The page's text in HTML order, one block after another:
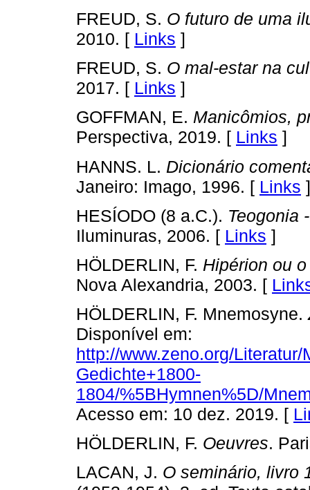
FREUD, S. O futuro de uma
2010. [ Links ]
FREUD, S. O mal-estar na
2017. [ Links ]
GOFFMAN, E. Manicômios,
Perspectiva, 2019. [ Links ]
HANNS. L. Dicionário
Janeiro: Imago, 1996. [ Links ]
HESÍODO (8 a.C.). Teogonia
Iluminuras, 2006. [ Links ]
HÖLDERLIN, F. Hipérion ou
Nova Alexandria, 2003. [
HÖLDERLIN, F. Mnemosyne.
Disponível em:
http://www.zeno.org/
Gedichte+1800-
1804/%5BHymnen%5D/
Acesso em: 10 dez. 2019. [
HÖLDERLIN, F. Oeuvres.
LACAN, J. O seminário, livro